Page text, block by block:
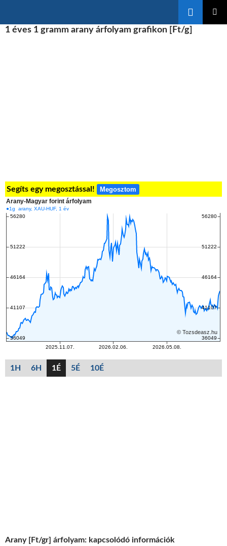
A
1 éves 1 gramm arany árfolyam grafikon [Ft/g]
Segíts egy megosztással! Megosztom
1H 6H 1É 5É 10É
Arany [Ft/gr] árfolyam: kapcsolódó információk